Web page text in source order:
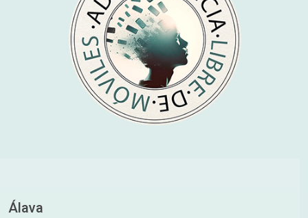
Álava